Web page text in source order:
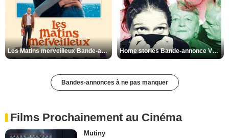
Les Matins merveilleux Bande-annonce VF Home stories Bande-annonce VO STFR
Bandes-annonces à ne pas manquer
Films Prochainement au Cinéma
Mutiny